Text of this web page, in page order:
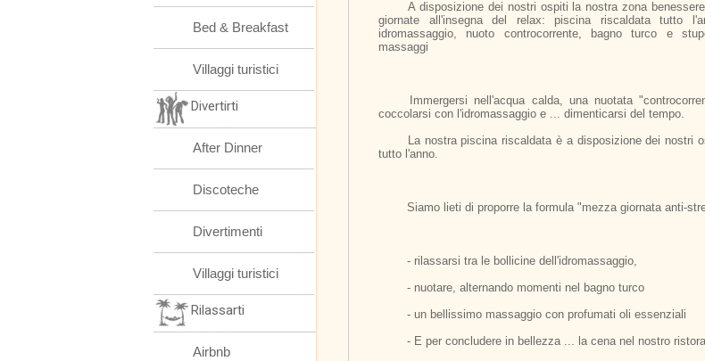
giornate all'insegna del relax: piscina riscaldata tutto
idromassaggio, nuoto controcorrente, bagno turco e
massaggi
coccolarsi con l'idromassaggio e ... dimenticarsi del tempo.
tutto l'anno.
Siamo lieti di proporre la formula "mezza giornata anti-
	- rilassarsi tra le bollicine dell'idromassaggio,
	- nuotare, alternando momenti nel bagno turco
	- un bellissimo massaggio con profumati oli essenziali
- E per concludere in bellezza ... la cena nel nostro
Bed & Breakfast
Villaggi turistici
Divertirti
After Dinner
Discoteche
Divertimenti
Villaggi turistici
Rilassarti
Airbnb